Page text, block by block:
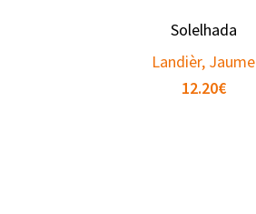
Solelhada
Landièr, Jaume
12.20€